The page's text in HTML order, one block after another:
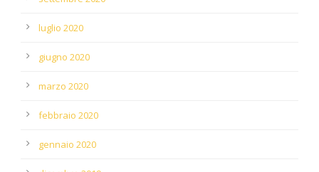
luglio 2020
giugno 2020
marzo 2020
febbraio 2020
gennaio 2020